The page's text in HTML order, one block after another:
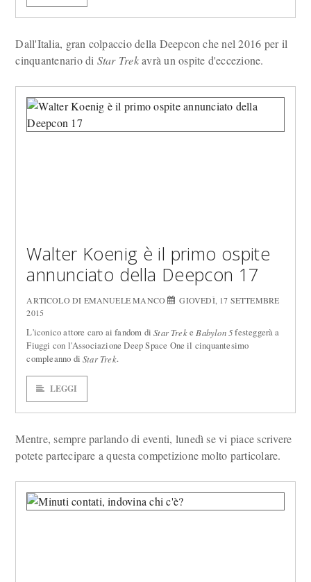
Dall'Italia, gran colpaccio della Deepcon che nel 2016 per il
cinquantenario di Star Trekavrà un ospite d'eccezione.
Walter Koenig è il primo ospite
annunciato della Deepcon 17
ARTICOLO DI EMANUELE MANCO
GIOVEDÌ, 17 SETTEMBRE
2015
L'iconico attore caro ai fandom diStar Treke Babylon 5festeggerà a
Fiuggi con l'Associazione Deep Space One il cinquantesimo
compleanno diStar Trek.
LEGGI
Mentre, sempre parlando di eventi, lunedì se vi piace scrivere
potete partecipare a questa competizione molto particolare.